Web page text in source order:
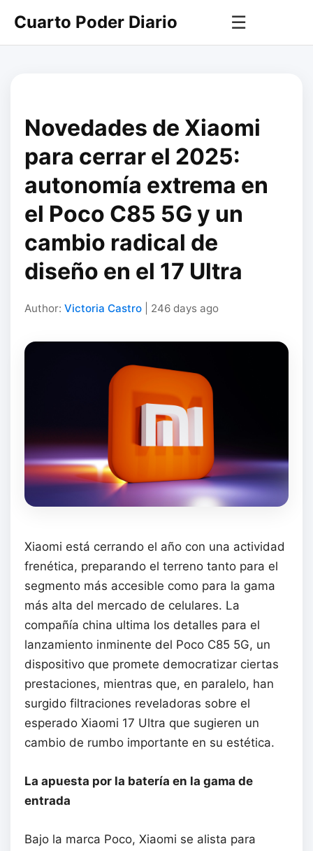
Cuarto Poder Diario ☰
Novedades de Xiaomi
para cerrar el 2025:
autonomía extrema en
el Poco C85 5G y un
cambio radical de
diseño en el 17 Ultra
Author: Victoria Castro | 246 days ago
Xiaomi está cerrando el año con una actividad
frenética, preparando el terreno tanto para el
segmento más accesible como para la gama
más alta del mercado de celulares. La
compañía china ultima los detalles para el
lanzamiento inminente del Poco C85 5G, un
dispositivo que promete democratizar ciertas
prestaciones, mientras que, en paralelo, han
surgido filtraciones reveladoras sobre el
esperado Xiaomi 17 Ultra que sugieren un
cambio de rumbo importante en su estética.
La apuesta por la batería en la gama de
entrada
Bajo la marca Poco, Xiaomi se alista para